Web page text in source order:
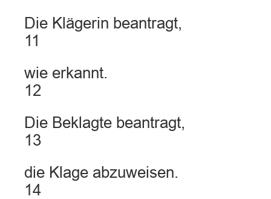
Die Klägerin beantragt,
11
wie erkannt.
12
Die Beklagte beantragt,
13
die Klage abzuweisen.
14